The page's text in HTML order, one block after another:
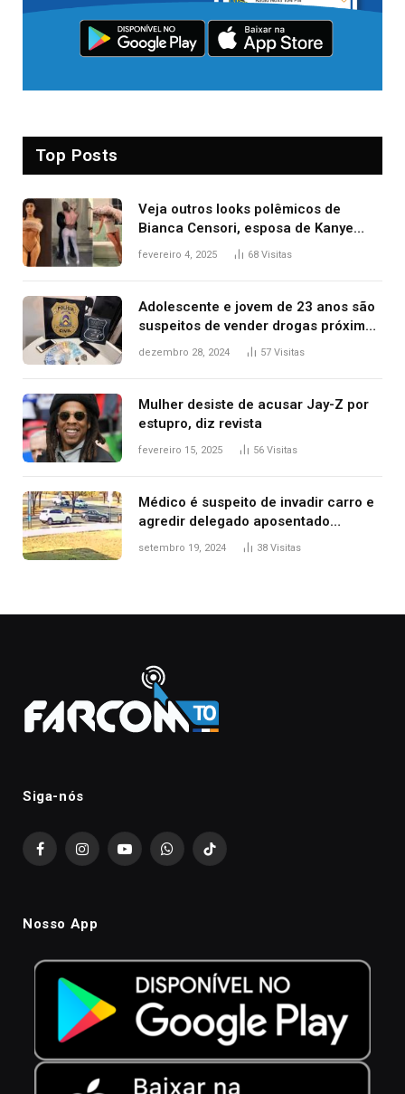
Top Posts
Veja outros looks polêmicos de
Bianca Censori, esposa de Kanye
West que apareceu nua no Grammy
fevereiro 4, 2025 68 Visitas
Adolescente e jovem de 23 anos são
suspeitos de vender drogas próximo
de delegacia e escola, diz polícia
dezembro 28, 2024 57 Visitas
Mulher desiste de acusar Jay-Z por
estupro, diz revista
fevereiro 15, 2025 56 Visitas
Médico é suspeito de invadir carro e
agredir delegado aposentado
durante confusão no trânsito
setembro 19, 2024 38 Visitas
Siga-nós
FacebookInstagramYouTubeWhatsAppTikTok
Nosso App